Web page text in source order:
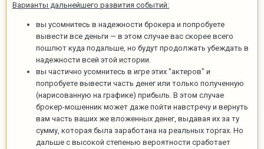
Варианты дальнейшего развития событий:
вы усомнитесь в надежности брокера и попробуете
вывести все деньги — в этом случае вас скорее всего
пошлют куда подальше, но будут продолжать убеждать в
надежности всей этой истории.
вы частично усомнитесь в игре этих "актеров" и
попробуете вывести часть денег или только полученную
(нарисованную на графике) прибыль. В этом случае
брокер-мошенник может даже пойти навстречу и вернуть
вам часть ваших же вложенных денег, выдавая их за ту
сумму, которая была заработана на реальных торгах. Но
дальше с высокой степенью вероятности сработает